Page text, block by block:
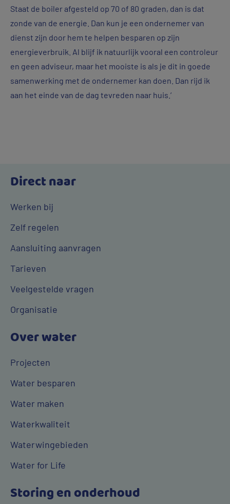
Staat de boiler afgesteld op 70 of 80 graden, dan is dat
zonde van de energie. Dan kun je een ondernemer van
dienst zijn door hem te helpen besparen op zijn
energieverbruik. Al blijf ik natuurlijk vooral een controleur
en geen adviseur, maar het mooiste is als je dit in goede
samenwerking met de ondernemer kan doen. Dan rijd ik
aan het einde van de dag tevreden naar huis.’
Direct naar
Werken bij
Zelf regelen
Aansluiting aanvragen
Tarieven
Veelgestelde vragen
Organisatie
Over water
Projecten
Water besparen
Water maken
Waterkwaliteit
Waterwingebieden
Water for Life
Storing en onderhoud